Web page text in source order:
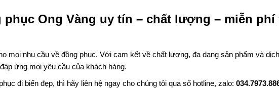
Ong Vàng uy tín – chất lượng – miễn phí
mọi nhu cầu về đồng phục. Với cam kết về chất lượng, đa dạng sản phẩm và
ứng mọi yêu cầu của khách hàng.
đi biển đẹp, thì hãy liên hệ ngay cho chúng tôi qua số hotline, zalo: